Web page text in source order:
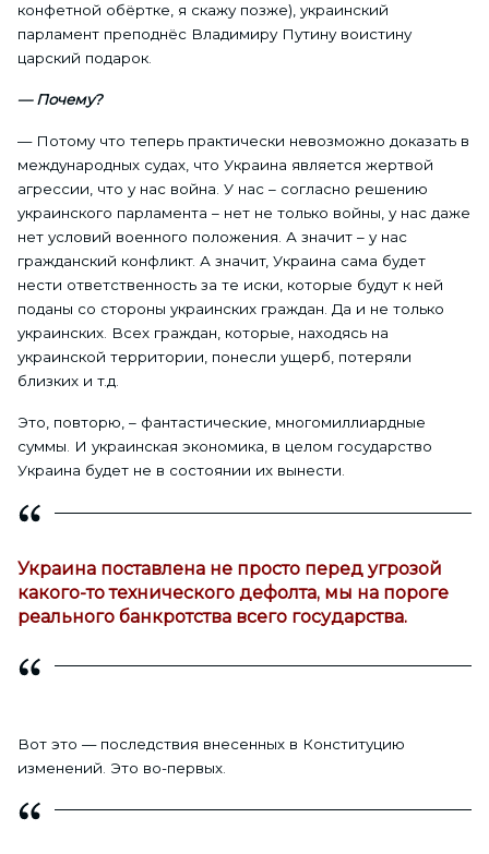
конфетной обёртке, я скажу позже), украинский
парламент преподнёс Владимиру Путину воистину
царский подарок.
— Почему?
— Потому что теперь практически невозможно доказать в
международных судах, что Украина является жертвой
агрессии, что у нас война. У нас – согласно решению
украинского парламента – нет не только войны, у нас даже
нет условий военного положения. А значит – у нас
гражданский конфликт. А значит, Украина сама будет
нести ответственность за те иски, которые будут к ней
поданы со стороны украинских граждан. Да и не только
украинских. Всех граждан, которые, находясь на
украинской территории, понесли ущерб, потеряли
близких и т.д.
Это, повторю, – фантастические, многомиллиардные
суммы. И украинская экономика, в целом государство
Украина будет не в состоянии их вынести.
Украина поставлена не просто перед угрозой
какого-то технического дефолта, мы на пороге
реального банкротства всего государства.
Вот это — последствия внесенных в Конституцию
изменений. Это во-первых.